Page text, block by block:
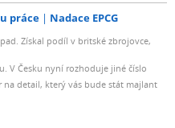
práce Nadace EPCG
Získal podíl v britské zbrojovce,
V Česku nyní rozhoduje jiné číslo
na detail, který vás bude stát majlant